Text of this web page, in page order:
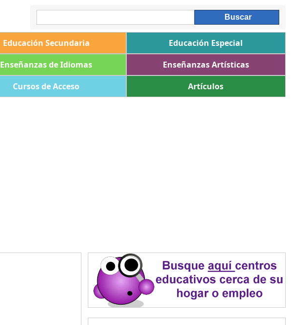
Educación Secundaria
Educación Especial
Enseñanzas de Idiomas
Enseñanzas Artísticas
Cursos de Acceso Artículos